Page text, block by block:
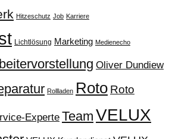
Hitzeschutz Job Karriere
Lichtlösung Marketing Medienecho
Oliver Dundiew
Rollladen Roto Roto
Experte Team VELUX